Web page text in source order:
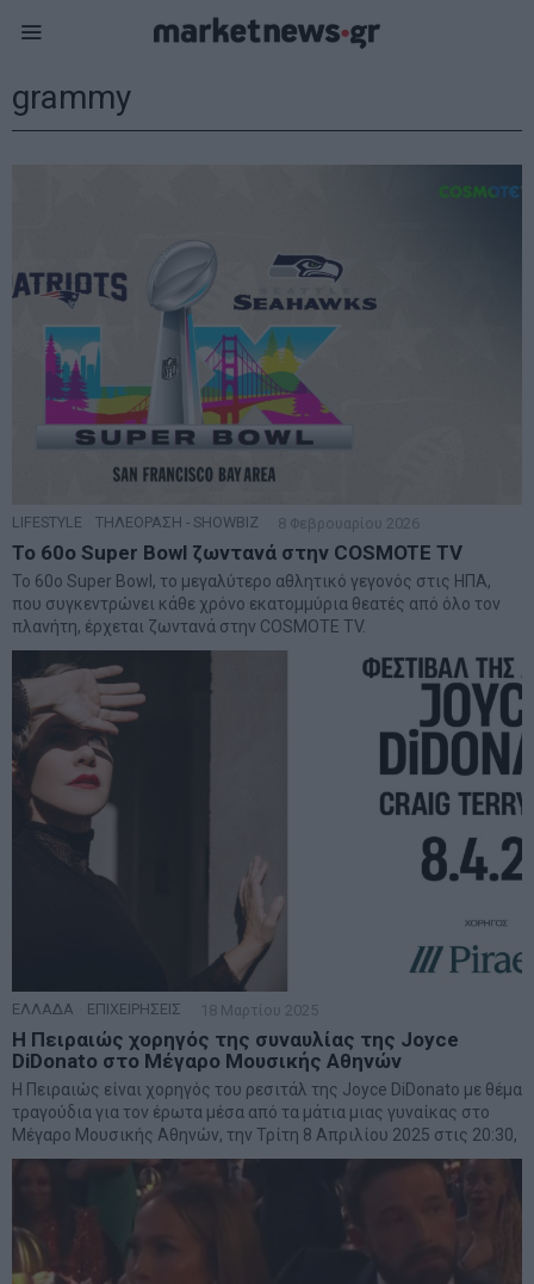
grammy
LIFESTYLE ΤΗΛΕΟΡΑΣΗ - SHOWBIZ 8 Φεβρουαρίου 2026
Το 60ο Super Bowl ζωντανά στην COSMOTE TV
Το 60ο Super Bowl, το μεγαλύτερο αθλητικό γεγονός στις ΗΠΑ,
που συγκεντρώνει κάθε χρόνο εκατομμύρια θεατές από όλο τον
πλανήτη, έρχεται ζωντανά στην COSMOTE TV.
ΕΛΛΑΔΑ ΕΠΙΧΕΙΡΗΣΕΙΣ 18 Μαρτίου 2025
Η Πειραιώς χορηγός της συναυλίας της Joyce
DiDonato στο Μέγαρο Μουσικής Αθηνών
Η Πειραιώς είναι χορηγός του ρεσιτάλ της Joyce DiDonato με θέμα
τραγούδια για τον έρωτα μέσα από τα μάτια μιας γυναίκας στο
Μέγαρο Μουσικής Αθηνών, την Τρίτη 8 Απριλίου 2025 στις 20:30,